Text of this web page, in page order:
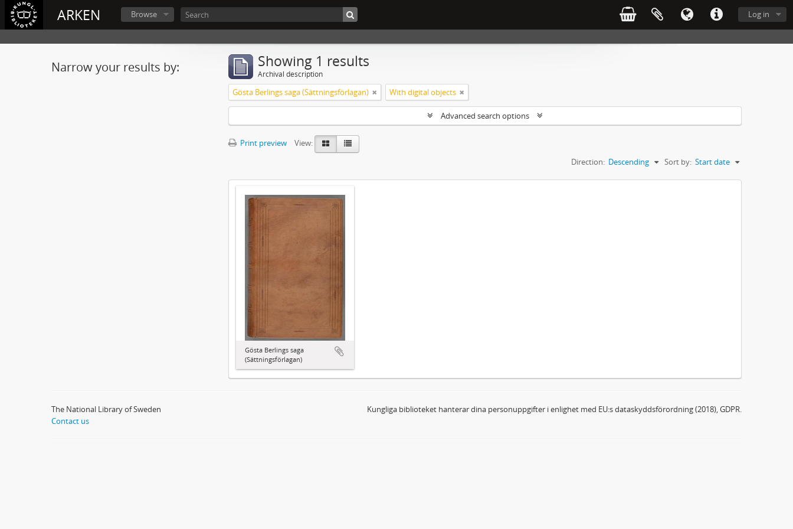
ARKEN Log in
Browse
Narrow your results by: Showing 1 results
Archival description
Gösta Berlings saga (Sättningsförlagan) With digital objects
Advanced search options
Print preview
View:
Sort by: Start date
Direction: Descending
Gösta Berlings saga
(Sättningsförlagan)
The National Library of Sweden
Contact us
Kungliga biblioteket hanterar dina personuppgifter i enlighet med EU:s dataskyddsförordning (2018), GDPR.